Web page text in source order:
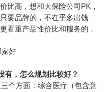
比高，想和大保险公司PK，
要品牌的，不在乎多出钱
看重产品性价比和服务的，
，怎么规划比较好？
方面：综合医疗（包含意